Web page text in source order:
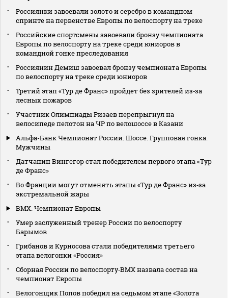
Россиянки завоевали золото и серебро в командном
спринте на первенстве Европы по велоспорту на треке
Российские спортсмены завоевали бронзу чемпионата
Европы по велоспорту на треке среди юниоров в
командной гонке преследования
Россиянин Демиш завоевал бронзу чемпионата Европы
по велоспорту на треке среди юниоров
Третий этап «Тур де Франс» пройдет без зрителей из‑за
лесных пожаров
Участник Олимпиады Ризаев перепрыгнул на
велосипеде пелотон на ЧР по велошоссе в Казани
Альфа-Банк Чемпионат России. Шоссе. Групповая гонка.
Мужчины
Датчанин Вингегор стал победителем первого этапа «Тур
де Франс»
Во Франции могут отменять этапы «Тур де Франс» из‑за
экстремальной жары
BMX. Чемпионат Европы
Умер заслуженный тренер России по велоспорту
Барымов
Грибанов и Курносова стали победителями третьего
этапа велогонки «Россия»
Сборная России по велоспорту‑BMX назвала состав на
чемпионат Европы
Велогонщик Попов победил на седьмом этапе «Золота